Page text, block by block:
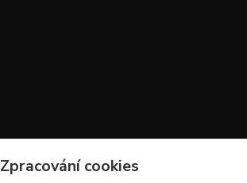
Zpracování cookies